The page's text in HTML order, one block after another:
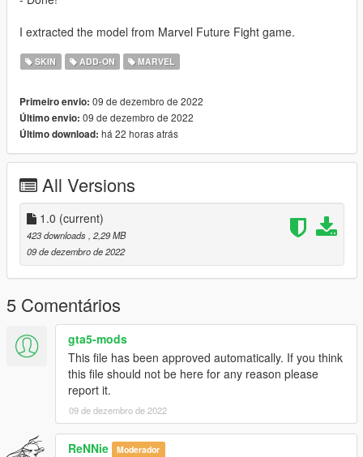
I extracted the model from Marvel Future Fight game.
SKIN ADD-ON MARVEL
Primeiro envio: 09 de dezembro de 2022
Último envio: 09 de dezembro de 2022
Último download: há 22 horas atrás
All Versions
1.0 (current)
423 downloads , 2,29 MB
09 de dezembro de 2022
5 Comentários
gta5-mods
This file has been approved automatically. If you think
this file should not be here for any reason please
report it.
09 de dezembro de 2022
ReNNie Moderador